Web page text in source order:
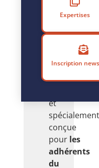
formation
groupée,
une
adaptée
aux
besoins
et
spécialement
conçue
pour les
adhérents
du
Expertises
Inscription